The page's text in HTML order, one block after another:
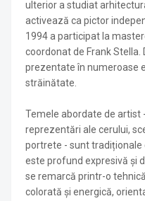
ulterior a studiat
activează ca pictor
1994 a participat la
coordonat de Frank Stella.
prezentate în numeroase
străinătate.
Temele abordate de artist
reprezentări ale cerului,
portrete - sunt tradiționale
este profund expresivă și
se remarcă printr-o
colorată și energică,